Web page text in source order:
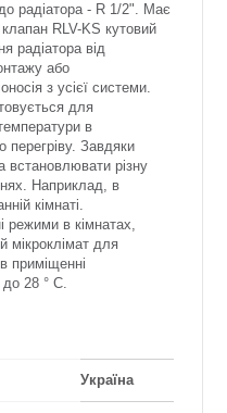
радіатора - R 1/2". Має
RLV-KS кутовий
радіатора від
або
з усієї системи.
для
в
перегріву. Завдяки
різну
Наприклад, в
кімнаті.
режими в кімнатах,
мікроклімат для
приміщенні
28 ° С.
Україна